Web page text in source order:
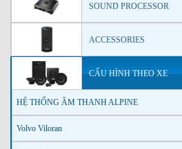
SOUND PROCESSOR
ACCESSORIES
CẤU HÌNH THEO XE
HỆ THỐNG ÂM THANH ALPINE
Volvo Viloran